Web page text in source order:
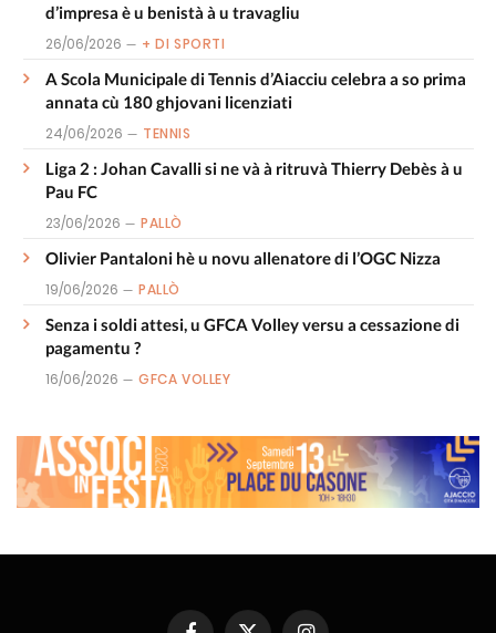
d’impresa è u benistà à u travagliu
26/06/2026 + DI SPORTI
A Scola Municipale di Tennis d’Aiacciu celebra a so prima
annata cù 180 ghjovani licenziati
24/06/2026 TENNIS
Liga 2 : Johan Cavalli si ne và à ritruvà Thierry Debès à u
Pau FC
23/06/2026 PALLÒ
Olivier Pantaloni hè u novu allenatore di l’OGC Nizza
19/06/2026 PALLÒ
Senza i soldi attesi, u GFCA Volley versu a cessazione di
pagamentu ?
16/06/2026 GFCA VOLLEY